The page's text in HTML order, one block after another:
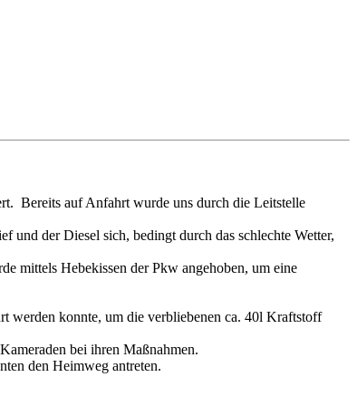
Bereits auf Anfahrt wurde uns durch die Leitstelle
und der Diesel sich, bedingt durch das schlechte Wetter,
mittels Hebekissen der Pkw angehoben, um eine
werden konnte, um die verbliebenen ca. 40l Kraftstoff
bei ihren Maßnahmen.
den Heimweg antreten.